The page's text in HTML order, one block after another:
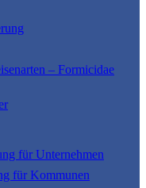
– Formicidae
für Unternehmen
für Kommunen